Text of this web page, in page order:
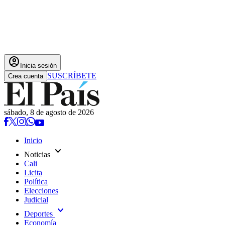
account_circle Inicia sesión
Crea cuenta SUSCRÍBETE
sábado, 8 de agosto de 2026
Inicio
Noticias expand_more
Cali
Licita
Política
Elecciones
Judicial
Deportes expand_more
Economía